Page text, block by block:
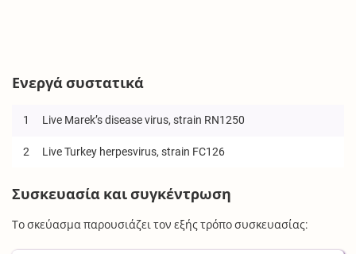
Ενεργά συστατικά
1 Live Marek’s disease virus, strain RN1250
2 Live Turkey herpesvirus, strain FC126
Συσκευασία και συγκέντρωση
Το σκεύασμα παρουσιάζει τον εξής τρόπο συσκευασίας: